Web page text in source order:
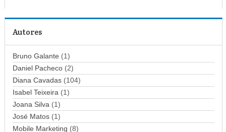
o
d
e
e
m
a
i
l
Autores
Bruno Galante (1)
Daniel Pacheco(2)
Diana Cavadas(104)
Isabel Teixeira (1)
Joana Silva (1)
José Matos(1)
Mobile Marketing (8)